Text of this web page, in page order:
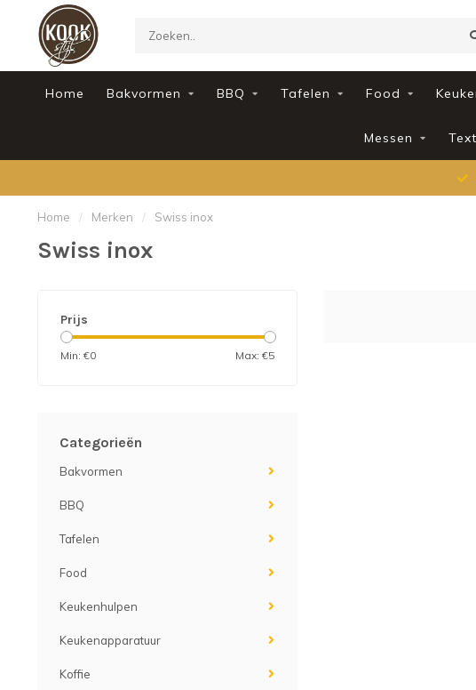
Home Bakvormen BBQ Tafelen Food
Messen
Home / Merken / Swiss inox
Swiss inox
Prijs
Min: €0 Max: €5
Categorieën
Bakvormen
BBQ
Tafelen
Food
Keukenhulpen
Keukenapparatuur
Koffie